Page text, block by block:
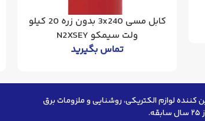
کابل مسی 3x240 بدون زره 20 کیلو
ولت سیمکو N2XSEY
تماس بگیرید
کننده لوازم الکتریکی، روشنایی و ملزومات برق